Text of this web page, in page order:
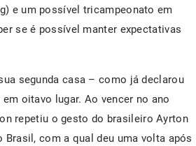
e um possível tricampeonato em
se é possível manter expectativas
segunda casa – como já declarou
oitavo lugar. Ao vencer no ano
repetiu o gesto do brasileiro Ayrton
Brasil, com a qual deu uma volta após